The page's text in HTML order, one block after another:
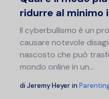
ridurre al minimo
Il cyberbullismo è un
causare notevole
nascosto che può
mondo online in un...
di Jeremy Heyer in